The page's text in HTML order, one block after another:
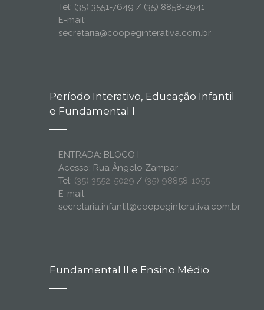
Tel: (35) 3551-7649 / (35) 8858-2941
E-mail:
secretaria@coopeginterativa.com.br
Período Interativo, Educação Infantil
e Fundamental I
ENTRADA: BLOCO I
Acesso: Rua Ângelo Zampar
Tel: (35) 3552-5029 / (35) 98858-1055
E-mail:
secretaria.infantil@coopeginterativa.com.br
Fundamental II e Ensino Médio